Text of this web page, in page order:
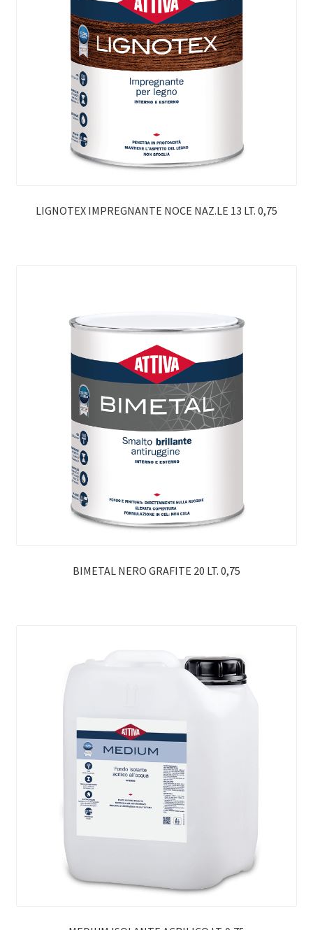
LIGNOTEX IMPREGNANTE NOCE NAZ.LE 13 LT. 0,75
BIMETAL NERO GRAFITE 20 LT. 0,75